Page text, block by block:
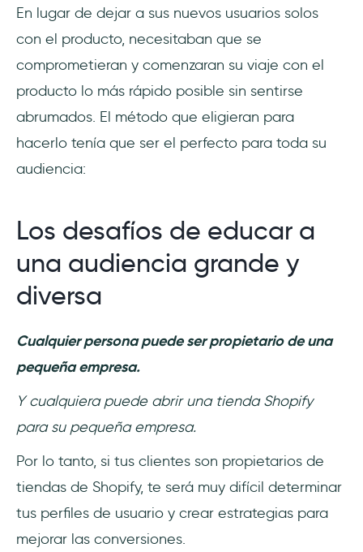
En lugar de dejar a sus nuevos usuarios solos
con el producto, necesitaban que se
comprometieran y comenzaran su viaje con el
producto lo más rápido posible sin sentirse
abrumados. El método que eligieran para
hacerlo tenía que ser el perfecto para toda su
audiencia:
Los desafíos de educar a
una audiencia grande y
diversa
Cualquier persona puede ser propietario de una
pequeña empresa.
Y cualquiera puede abrir una tienda Shopify
para su pequeña empresa.
Por lo tanto, si tus clientes son propietarios de
tiendas de Shopify, te será muy difícil determinar
tus perfiles de usuario y crear estrategias para
mejorar las conversiones.